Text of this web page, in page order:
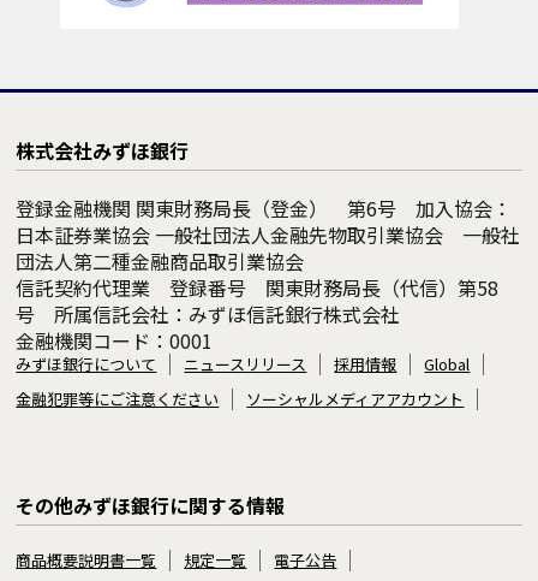
株式会社みずほ銀行
登録金融機関 関東財務局長（登金） 第6号 加入協会：
日本証券業協会 一般社団法人金融先物取引業協会 一般社
団法人第二種金融商品取引業協会
信託契約代理業 登録番号 関東財務局長（代信）第58
号 所属信託会社：みずほ信託銀行株式会社
金融機関コード：0001
みずほ銀行について ニュースリリース 採用情報
Global
金融犯罪等にご注意ください
ソーシャルメディアアカウント
その他みずほ銀行に関する情報
商品概要説明書一覧 規定一覧
電子公告